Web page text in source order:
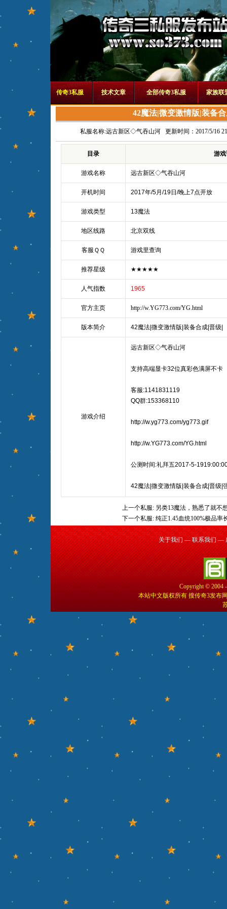
传奇3私服 技术文章 全部传奇3私服 家族联
42魔法|微变激情版|装备
私服名称:远古新区◇气吞山河更新时间：2017/5/16
目录 游
游戏名称 远古新区◇气吞山河
开机时间 2017年/5月/19日/晚上7点开放
游戏类型 13魔法
地区线路 北京双线
客服ＱＱ 游戏里查询
推荐星级 ★★★★★
人气指数 1965
官方主页 http://w.YG773.com/YG.html
版本简介 42魔法|微变激情版|装备合成|晋级|
游戏介绍
远古新区◇气吞山河
支持高端显卡32位真彩色满屏不卡
客服:1141831119
QQ群:153368110
http://w.yg773.com/yg773.gif
http://w.YG773.com/YG.html
公测时间:礼拜五2017-5-
42魔法|微变激情版|装备合成|晋级|
上一个私服: 另类13魔法，熟悉了就不
下一个私服: 纯正1.45血统100%极品率
关于我们 — 联系我们 —
Copyright © 2004
本站中文版权所有 搜传奇3发布